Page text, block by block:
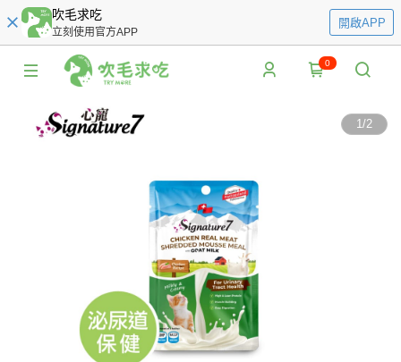
吹毛求吃
立刻使用官方APP
開啟APP
0
1/2